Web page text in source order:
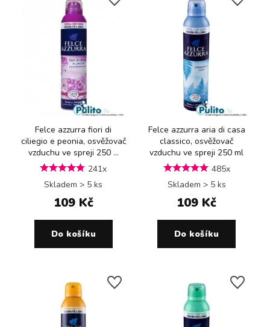
Felce azzurra fiori di
ciliegio e peonia, osvěžovač
vzduchu ve spreji 250 ...
241x
Skladem > 5 ks
109 Kč
Do košíku
Felce azzurra aria di casa
classico, osvěžovač
vzduchu ve spreji 250 ml
485x
Skladem > 5 ks
109 Kč
Do košíku